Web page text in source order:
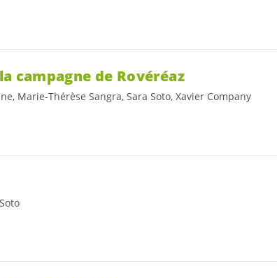
campagne de Rovéréaz
Marie-Thérèse Sangra, Sara Soto, Xavier Company